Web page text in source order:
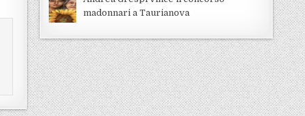
madonnari a Taurianova